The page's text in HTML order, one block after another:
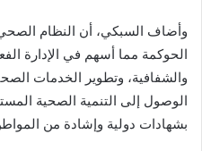
وأضاف السبكي، أن النظام
الحوكمة مما أسهم في الإدارة
والشفافية، وتطوير الخدمات
بشهادات دولية وإشادة من